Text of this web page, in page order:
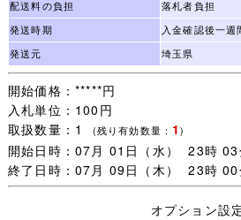
・オークション終了後(休業日を除く
(取引開始)、送料連絡後金融機関の3
をご承諾いただける方のみご検討下さ
ます。
・一週間以内にご落札いただいた品に
します。
ご注意：一緒に発送する品を、すべて
らお取引を開始してください。
取引ナビで一覧に表示されない品は
札手続き【 取引開始 】をすると、そ
配送料の負担 落札者負担
発送時期 入金確認後一週
発送元 埼玉県
開始価格：*****円
入札単位：100円
取扱数量：1
(残り有効数量： 1)
開始日時：07月 01日（水） 23時 03
終了日時：07月 09日（木） 23時 00
オプション設